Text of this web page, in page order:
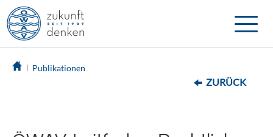
Toggle
Publikationen
ZURÜCK